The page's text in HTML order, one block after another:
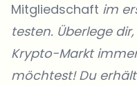
Mitgliedschaft im
testen. Überlege
Krypto-Markt
möchtest! Du